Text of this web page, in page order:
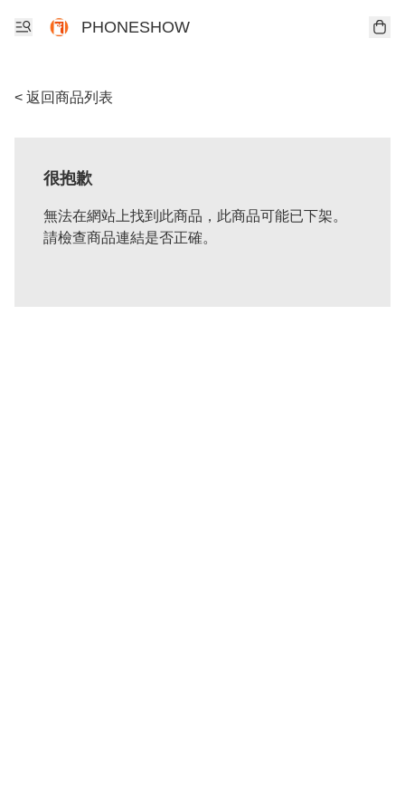
PHONESHOW
< 返回商品列表
很抱歉
無法在網站上找到此商品，此商品可能已下架。
請檢查商品連結是否正確。